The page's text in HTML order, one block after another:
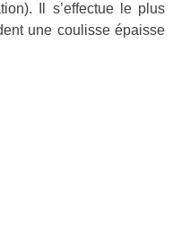
Il s’effectue le plus
une coulisse épaisse